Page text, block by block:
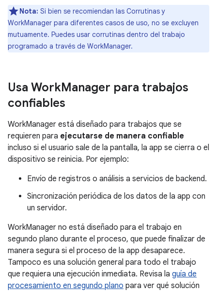
Nota: Si bien se recomiendan las Corrutinas y
WorkManager para diferentes casos de uso, no se excluyen
mutuamente. Puedes usar corrutinas dentro del trabajo
programado a través de WorkManager.
Usa WorkManager para trabajos
confiables
WorkManager está diseñado para trabajos que se
requieren para ejecutarse de manera confiable
incluso si el usuario sale de la pantalla, la app se cierra o el
dispositivo se reinicia. Por ejemplo:
Envío de registros o análisis a servicios de backend.
Sincronización periódica de los datos de la app con
un servidor.
WorkManager no está diseñado para el trabajo en
segundo plano durante el proceso, que puede finalizar de
manera segura si el proceso de la app desaparece.
Tampoco es una solución general para todo el trabajo
que requiera una ejecución inmediata. Revisa la guía de
procesamiento en segundo plano para ver qué solución